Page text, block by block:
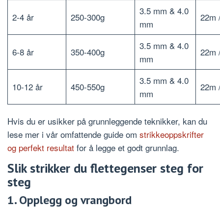
2-4 år 250-300g
3.5 mm & 4.0
mm
22m
6-8 år 350-400g
3.5 mm & 4.0
mm
22m
10-12 år 450-550g
3.5 mm & 4.0
mm
22m
Hvis du er usikker på grunnleggende teknikker, kan du
lese mer i vår omfattende guide om strikkeoppskrifter
og perfekt resultat for å legge et godt grunnlag.
Slik strikker du flettegenser steg for
steg
1. Opplegg og vrangbord